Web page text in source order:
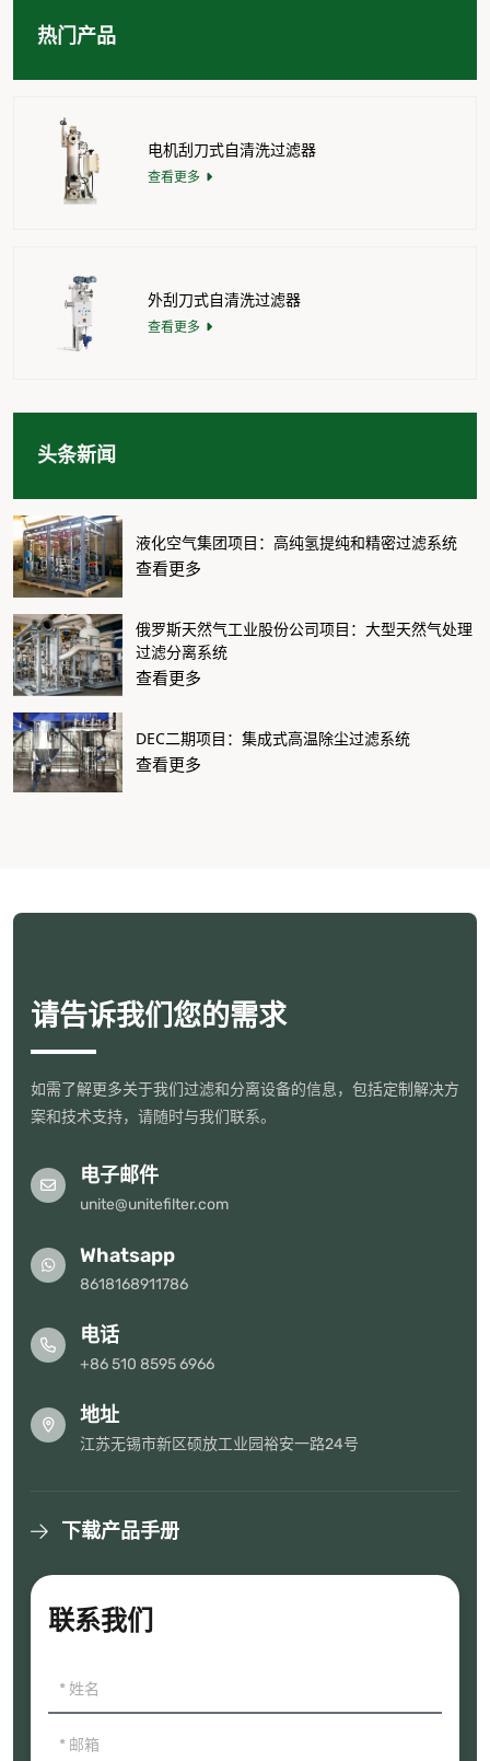
热门产品
电机刮刀式自清洗过滤器
查看更多
外刮刀式自清洗过滤器
查看更多
头条新闻
液化空气集团项目：高纯氢提纯和精密过滤系统
查看更多
俄罗斯天然气工业股份公司项目：大型天然气处理
过滤分离系统
查看更多
DEC二期项目：集成式高温除尘过滤系统
查看更多
请告诉我们您的需求
如需了解更多关于我们过滤和分离设备的信息，包括定制解决方
案和技术支持，请随时与我们联系。
电子邮件
unite@unitefilter.com
Whatsapp
8618168911786
电话
+86 510 8595 6966
地址
江苏无锡市新区硕放工业园裕安一路24号
下载产品手册
联系我们